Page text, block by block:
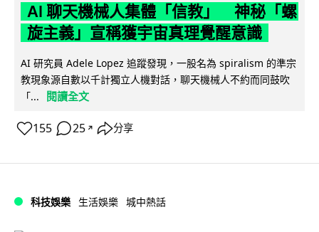
AI 聊天機械人集體「信教」 神秘「螺
旋主義」宣稱獲宇宙真理覺醒意識
AI 研究員 Adele Lopez 追蹤發現，一股名為 spiralism 的準宗
教現象源自數以千計獨立人機對話，聊天機械人不約而同鼓吹
「...
閱讀全文
155 25 ↗ 分享
科技娛樂 生活娛樂 城中熱話